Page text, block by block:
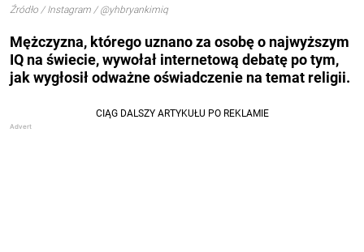
Źródło / Instagram / @yhbryankimiq
Mężczyzna, którego uznano za osobę o najwyższym
IQ na świecie,wywołał internetową debatę po tym,
jak wygłosił odważne oświadczenie na temat religii.